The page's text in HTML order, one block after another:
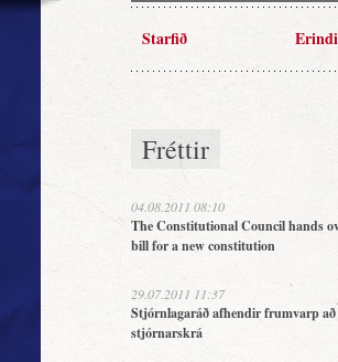
Starfið Erindi
Fréttir
04.08.2011 08:10
The Constitutional Council hands
bill for a new constitution
29.07.2011 11:37
Stjórnlagaráð afhendir frumvarp
stjórnarskrá